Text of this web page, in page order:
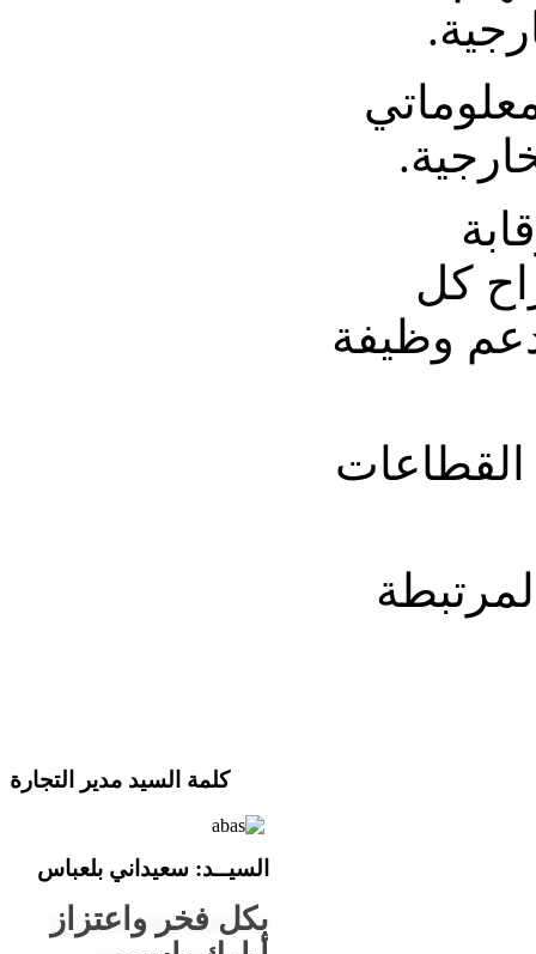
كل
وظيفة
القطاعات
كلمة السيد مدير التجارة
السيــد: سعيداني بلعباس
بكل فخر واعتزاز